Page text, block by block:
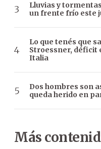
Lluvias y
un frente frío este
Lo que tenés que
Stroessner, déficit
Italia
Dos hombres son
queda herido en
Más